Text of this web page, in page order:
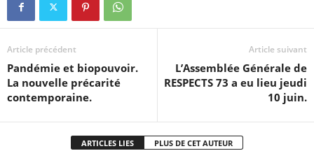
Article précédent
Pandémie et biopouvoir.
La nouvelle précarité
contemporaine.
Article suivant
L’Assemblée Générale de
RESPECTS 73 a eu lieu jeudi
10 juin.
ARTICLES LIES PLUS DE CET AUTEUR